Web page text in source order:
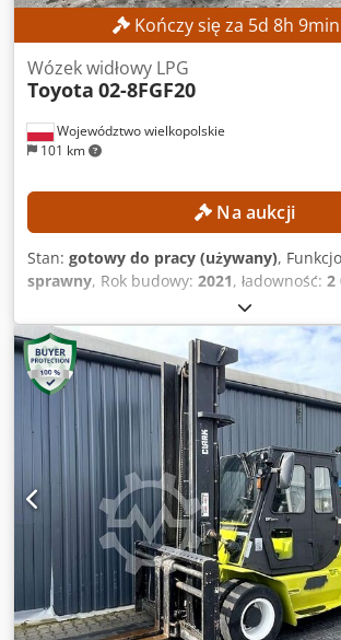
Kończy się za 5d 8h 9min
Województwo wielkopolskie
101 km
Wózek widłowy LPG
Toyota 02-8FGF20
Na aukcji
Stan: gotowy do pracy (używany),
sprawny, Rok budowy: 2021, ładowność: 2
4 300 mm
podnoszenia:1 330 mm, typ masztu:
konstrukcyjna:1 975 mm, Brak ceny
gwarantowana sprzedaż po najwyższej
TECHNICZNE Udźwig: 2000 kg Wysokość
mm Swobodny skok: 1330 mm
Wysokość konstrukcyjna: 1975 mm DANE
paliwa: gaz Typ masztu: triplex Klasa ISO: 2
udźwigu dla klasy ISO 2: 1000–2500 kg
zawór Numer referencyjny: SL15670SLO